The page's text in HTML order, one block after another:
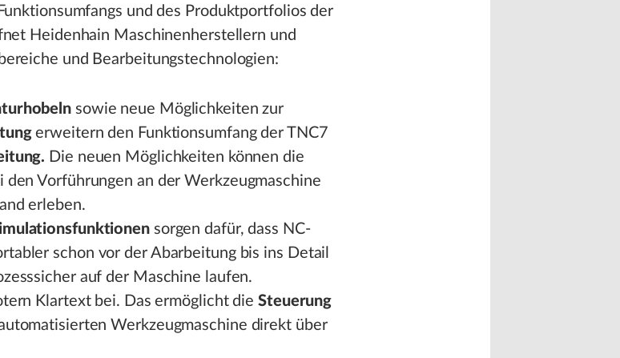
und des Produktportfolios der
Heidenhain Maschinenherstellern und
und Bearbeitungstechnologien:
sowie neue Möglichkeiten zur
erweitern den Funktionsumfang der TNC7
Die neuen Möglichkeiten können die
den Vorführungen an der Werkzeugmaschine
erleben.
sorgen dafür, dass NC-
schon vor der Abarbeitung bis ins Detail
auf der Maschine laufen.
Klartext bei. Das ermöglicht die Steuerung
Werkzeugmaschine direkt über